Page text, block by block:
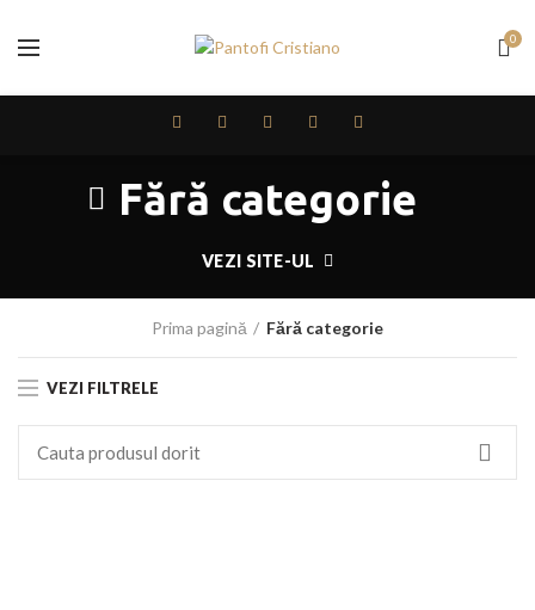
0
Fără categorie
VEZI SITE-UL
Prima pagină Fără categorie
VEZI FILTRELE